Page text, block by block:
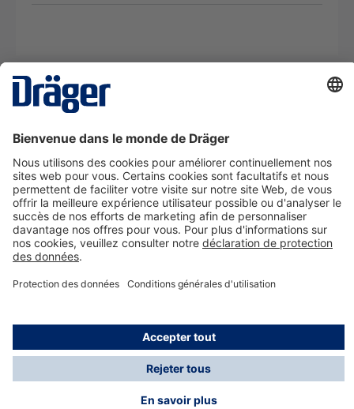
La technologie
Nous contacter
A propos de Dräger
Informations
*Les taxes et les frais d'expédition ne sont pas inclus
dans les prix indiqués, sauf mention contraire. Des frais
supplémentaires peuvent s'appliquer.